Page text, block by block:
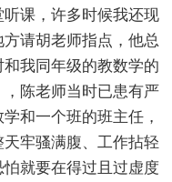
课，许多时候我还现
请胡老师指点，他总
我同年级的教数学的
陈老师当时已患有严
和一个班的班主任，
牢骚满腹、工作拈轻
就要在得过且过虚度